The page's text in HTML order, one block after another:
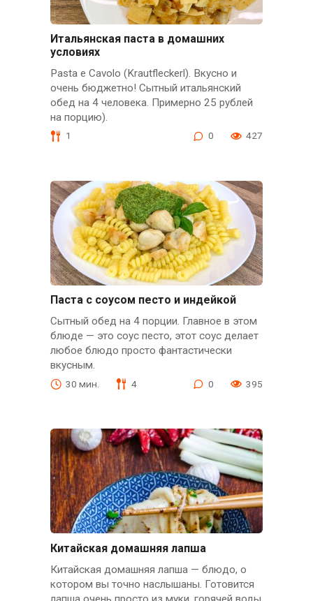
Итальянская паста в домашних
условиях
Pasta e Cavolo (Krautfleckerl). Вкусно и
очень бюджетно! Сытный итальянский
обед на 4 человека. Примерно 25 рублей
на порцию).
1 0 427
Паста с соусом песто и индейкой
Сытный обед на 4 порции. Главное в этом
блюде — это соус песто, этот соус делает
любое блюдо просто фантастически
вкусным.
30 мин. 4 0 395
Китайская домашняя лапша
Китайская домашняя лапша — блюдо, о
котором вы точно наслышаны. Готовится